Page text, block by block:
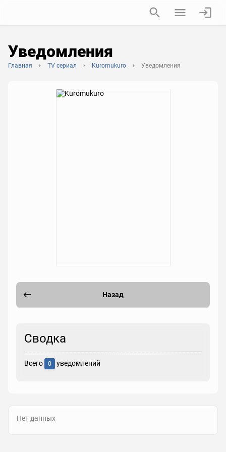
Уведомления
Главная TV сериал Kuromukuro Уведомления
Назад
Сводка
Всего 0 уведомлений
Нет данных